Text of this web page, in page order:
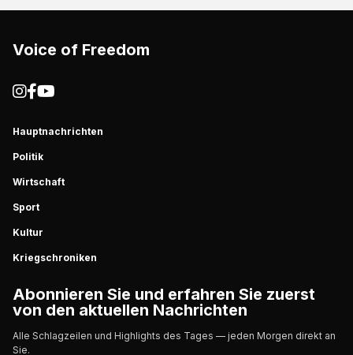
Voice of Freedom
Hauptnachrichten
Politik
Wirtschaft
Sport
Kultur
Kriegschroniken
Abonnieren Sie und erfahren Sie zuerst
von den aktuellen Nachrichten
Alle Schlagzeilen und Highlights des Tages — jeden Morgen direkt an
Sie.